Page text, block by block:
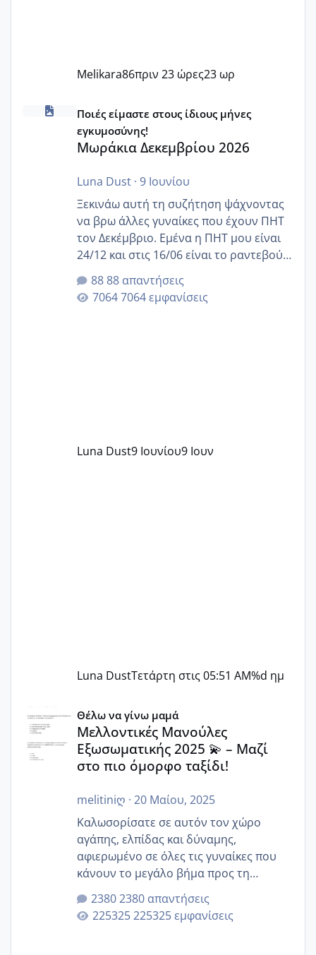
Melikara86πριν 23 ώρες23 ωρ
Μωράκια Δεκεμβρίου 2026
Ποιές είμαστε στους ίδιους μήνες
εγκυμοσύνης!
Μωράκια Δεκεμβρίου 2026
Luna Dust· 9 Ιουνίου
Ξεκινάω αυτή τη συζήτηση ψάχνοντας
να βρω άλλες γυναίκες που έχουν ΠΗΤ
τον Δεκέμβριο. Εμένα η ΠΗΤ μου είναι
24/12 και στις 16/06 είναι το ραντεβού
της αυχενικής διαφάνειας. Έχω αρκετό
άγχος και οι μέρες δεν φαίνεται να
περνάνε με τίποτα.
88 απαντήσεις
7064 εμφανίσεις
Luna Dust9 Ιουνίου9 Ιουν
Luna DustΤετάρτη στις 05:51 AM%d ημ
Μελλοντικές Μανούλες Εξωσωματικής 2025 💫 – Μαζί
Θέλω να γίνω μαμά
Μελλοντικές Μανούλες
Εξωσωματικής 2025 💫 – Μαζί
στο πιο όμορφο ταξίδι!
melitiniღ · 20 Μαίου, 2025
Καλωσορίσατε σε αυτόν τον χώρο
αγάπης, ελπίδας και δύναμης,
αφιερωμένο σε όλες τις γυναίκες που
κάνουν το μεγάλο βήμα προς τη
μητρότητα μέσω εξωσωματικής το 2025.
Εδώ θα μοιραστούμε αγωνίες, χαρές,
εμπειρίες και κάθε μικρή ή μεγάλη
2380 απαντήσεις
225325 εμφανίσεις